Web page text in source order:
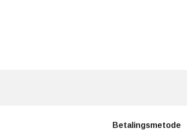
Betalingsmetode